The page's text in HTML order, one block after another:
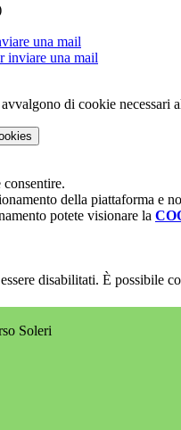
una mail
inviare una mail
di cookie
della piattaforma e
potete visionare la
disabilitati. È possibile
Soleri